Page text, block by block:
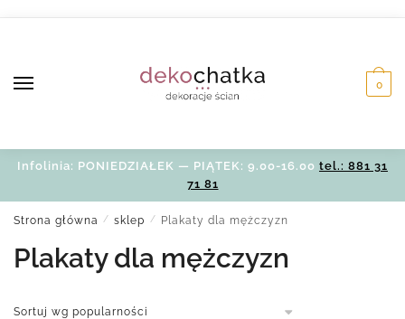
0
Infolinia: PONIEDZIAŁEK — PIĄTEK: 9.00-16.00 tel.: 881 31
71 81
Strona główna / sklep / Plakaty dla mężczyzn
Plakaty dla mężczyzn